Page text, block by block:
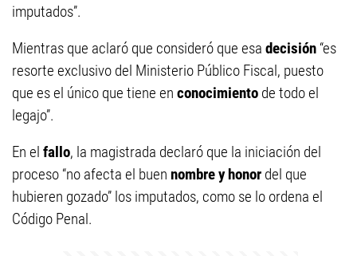
imputados”.
Mientras que aclaró que consideró que esa decisión “es
resorte exclusivo del Ministerio Público Fiscal, puesto
que es el único que tiene en conocimiento de todo el
legajo”.
En el fallo, la magistrada declaró que la iniciación del
proceso “no afecta el buen nombre y honor del que
hubieren gozado” los imputados, como se lo ordena el
Código Penal.